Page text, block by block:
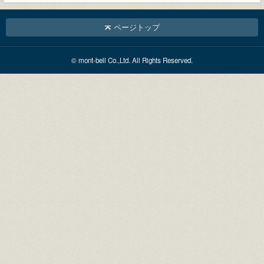
ページトップ
© mont-bell Co.,Ltd. All Rights Reserved.